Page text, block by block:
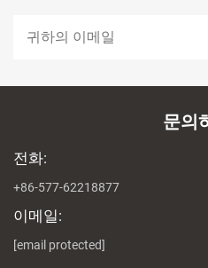
문의
전화:
+86-577-62218877
이메일:
[email protected]